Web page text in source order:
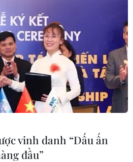
vinh danh “Dấu ấn
đầu”